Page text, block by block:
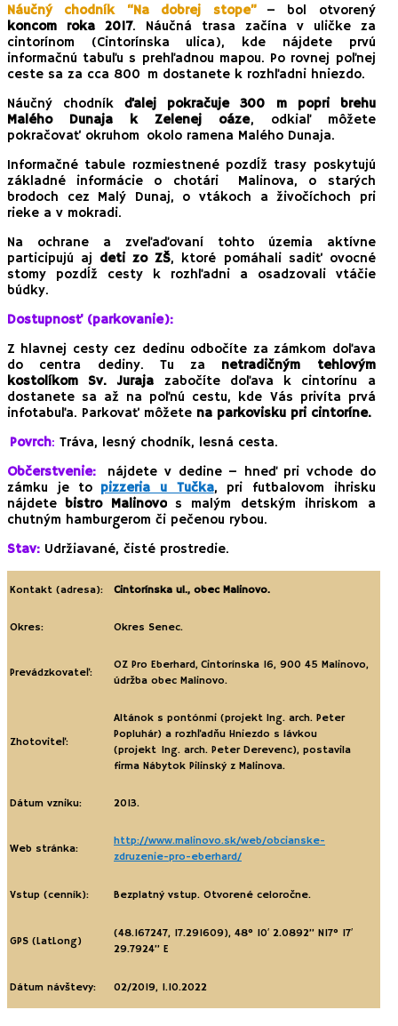
Náučný chodník “Na dobrej stope”– bol otvorený
koncom roka 2017. Náučná trasa začína v uličke za
cintorínom (Cintorínska ulica), kde nájdete prvú
informačnú tabuľu s prehľadnou mapou. Po rovnej poľnej
ceste sa za cca 800 m dostanete k rozhľadni hniezdo.
Náučný chodníkďalej pokračuje 300 m popri brehu
Malého Dunaja
k Zelenej oáze, odkiaľ môžete
pokračovať okruhom okolo ramena Malého Dunaja.
Informačné tabule rozmiestnené pozdĺž trasy poskytujú
základné informácie o chotári Malinova, o starých
brodoch cez Malý Dunaj, o vtákoch a živočíchoch pri
rieke a v mokradi.
Na ochrane a zveľaďovaní tohto územia aktívne
participujú aj deti zo ZŠ, ktoré pomáhali sadiť ovocné
stomy pozdĺž cesty k rozhľadni a osadzovali vtáčie
búdky.
Dostupnosť (parkovanie):
Z hlavnej cesty cez dedinu odbočíte za zámkom doľava
do centra dediny. Tu za netradičným tehlovým
kostolíkom Sv. Juraja zabočíte doľava k cintorínu a
dostanete sa až na poľnú cestu, kde Vás privíta prvá
infotabuľa. Parkovať môžete na parkovisku pri cintoríne.
Povrch: Tráva, lesný chodník, lesná cesta.
Občerstvenie:
nájdete v dedine – hneď pri vchode do
zámku je to pizzeria u Tučka, pri futbalovom ihrisku
nájdete bistro Malinovo s malým detským ihriskom a
chutným hamburgerom či pečenou rybou.
Stav: Udržiavané, čisté prostredie.
Kontakt (adresa): Cintorínska ul., obec Malinovo.
Okres: Okres Senec.
Prevádzkovateľ:
OZ Pro Eberhard, Cintorínska 16, 900 45 Malinovo,
údržba obec Malinovo.
Zhotoviteľ:
Altánok s pontónmi (projekt Ing. arch. Peter
Popluhár) a rozhľadňu Hniezdo s lávkou
(projekt Ing. arch. Peter Derevenc), postavila
firma Nábytok Pilinský z Malinova.
Dátum vzniku: 2013.
Web stránka:
http://www.malinovo.sk/web/obcianske-
zdruzenie-pro-eberhard/
Vstup (cenník): Bezplatný vstup. Otvorené celoročne.
GPS (LatLong)
(48.167247, 17.291609), 48° 10′ 2.0892” N17° 17′
29.7924” E
Dátum návštevy: 02/2019, 1.10.2022